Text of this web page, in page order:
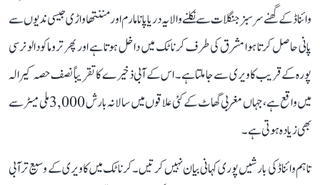
وائناڈ کے گھنے سرسبز جنگلات سے نکلنے والا یہ دریا پانامارم اور مننتھاواڑی جیسی ندیوں سے
پانی حاصل کرتا ہوا مشرق کی طرف کرناٹک میں داخل ہوتا ہے اور پھر تروماکودالو نرسی
پورہ کے قریب کاویری سے جا ملتا ہے۔ اس کے آبی ذخیرے کا تقریباً نصف حصہ کیرالہ
میں واقع ہے، جہاں مغربی گھاٹ کے کئی علاقوں میں سالانہ بارش 3,000 ملی میٹر سے
بھی زیادہ ہوتی ہے۔
تاہم وائناڈ کی بارشیں پوری کہانی بیان نہیں کرتیں۔ کرناٹک میں کاویری کے وسیع تر آبی